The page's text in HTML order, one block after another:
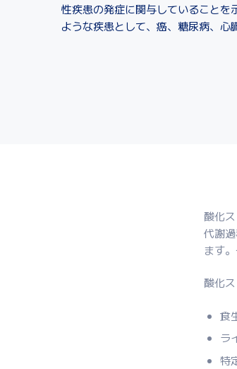
性疾患の発症に関与していることを
ような疾患として、癌、糖尿病、心
酸化
代謝
ます
酸化
食
ラ
特